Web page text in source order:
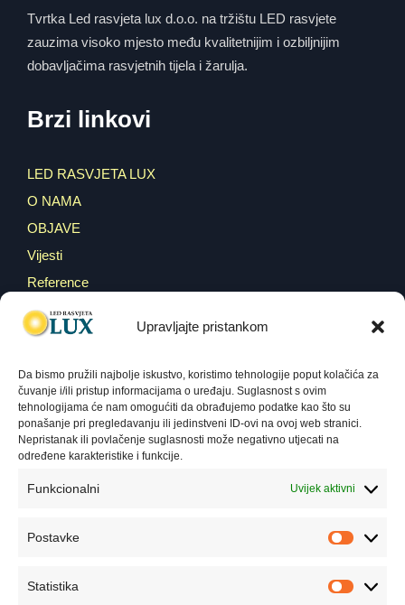
Upravljajte pristankom
Da bismo pružili najbolje iskustvo, koristimo tehnologije poput kolačića za
čuvanje i/ili pristup informacijama o uređaju. Suglasnost s ovim
tehnologijama će nam omogućiti da obrađujemo podatke kao što su
ponašanje pri pregledavanju ili jedinstveni ID-ovi na ovoj web stranici.
Nepristanak ili povlačenje suglasnosti može negativno utjecati na
određene karakteristike i funkcije.
Funkcionalni Uvijek aktivni
Postavke
Statistika
Tvrtka Led rasvjeta lux d.o.o. na tržištu LED rasvjete
zauzima visoko mjesto među kvalitetnijim i ozbiljnijim
dobavljačima rasvjetnih tijela i žarulja.
Brzi linkovi
LED RASVJETA LUX
O NAMA
OBJAVE
Vijesti
Reference
WEBSHOP
KONTAKT
GDPR i pravila korištenja
IZJAVA O POVJERLJIVOSTI PODATAKA LED
POLITIKA KOLAČIĆA (COOKIE POLICY)
Newsletter
Želite saznati informacije o našim novim proizvodima i